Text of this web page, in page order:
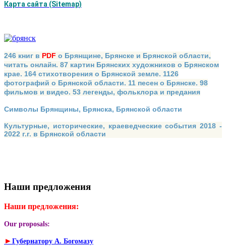
Карта сайта (Sitemap)
246 книг в PDF о Брянщине, Брянске и Брянской области,
читать онлайн. 87 картин Брянских художников о Брянском
крае. 164 стихотворения о Брянской земле. 1126
фотографий о Брянской области. 11 песен о Брянске. 98
фильмов и видео. 53 легенды, фольклора и предания
Символы Брянщины, Брянска, Брянской области
Культурные, исторические, краеведческие события 2018 -
2022 г.г. в Брянской области
Наши предложения
Наши предложения:
Our proposals:
► Губернатору А. Богомазу